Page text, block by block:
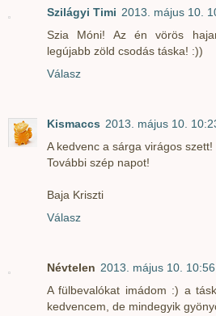
Szilágyi Timi 2013. május 10.
Szia Móni! Az én vörös
legújabb zöld csodás táska! :))
Válasz
Kismaccs 2013. május 10.
A kedvenc a sárga virágos szett!
További szép napot!
Baja Kriszti
Válasz
Névtelen 2013. május 10. 10:56
A fülbevalókat imádom :) a
kedvencem, de mindegyik